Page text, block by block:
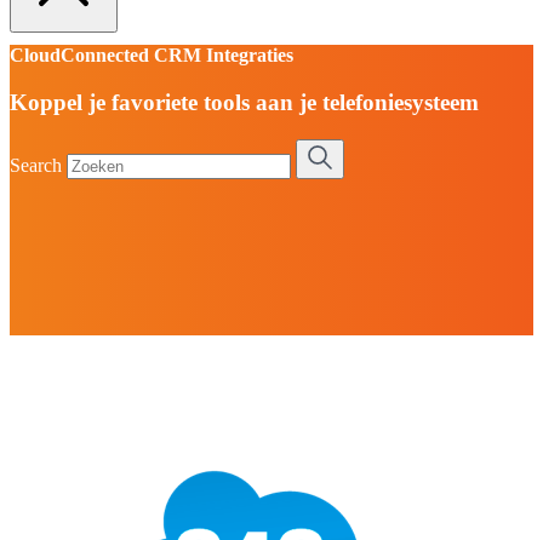
CloudConnected CRM Integraties
Koppel je favoriete tools aan je telefoniesysteem
Search